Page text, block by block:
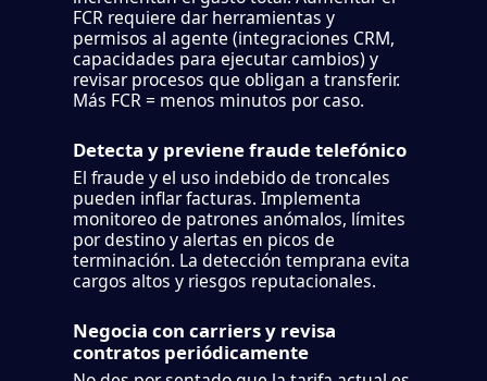
FCR requiere dar herramientas y
permisos al agente (integraciones CRM,
capacidades para ejecutar cambios) y
revisar procesos que obligan a transferir.
Más FCR = menos minutos por caso.
Detecta y previene fraude telefónico
El fraude y el uso indebido de troncales
pueden inflar facturas. Implementa
monitoreo de patrones anómalos, límites
por destino y alertas en picos de
terminación. La detección temprana evita
cargos altos y riesgos reputacionales.
Negocia con carriers y revisa
contratos periódicamente